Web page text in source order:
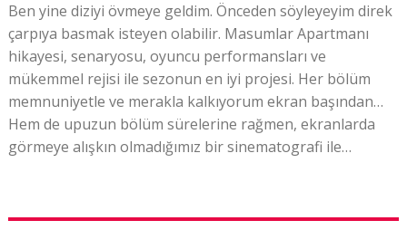
Ben yine diziyi övmeye geldim. Önceden söyleyeyim direk
çarpıya basmak isteyen olabilir. Masumlar Apartmanı
hikayesi, senaryosu, oyuncu performansları ve
mükemmel rejisi ile sezonun en iyi projesi. Her bölüm
memnuniyetle ve merakla kalkıyorum ekran başından…
Hem de upuzun bölüm sürelerine rağmen, ekranlarda
görmeye alışkın olmadığımız bir sinematografi ile…